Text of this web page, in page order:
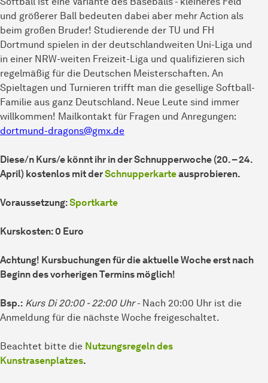
und größerer Ball bedeuten dabei aber mehr Action als
beim großen Bruder! Studierende der TU und FH
Dortmund spielen in der deutschlandweiten Uni-Liga und
in einer NRW-weiten Freizeit-Liga und qualifizieren sich
regelmäßig für die Deutschen Meisterschaften. An
Spieltagen und Turnieren trifft man die gesellige Softball-
Familie aus ganz Deutschland. Neue Leute sind immer
willkommen! Mailkontakt für Fragen und Anregungen:
dortmund-dragons@gmx.de
Diese/n Kurs/e könnt ihr in der Schnupperwoche (20. – 24.
April) kostenlos mit derSchnupperkarteausprobieren.
Voraussetzung:Sportkarte
Kurskosten: 0 Euro
Achtung! Kursbuchungen für die aktuelle Woche erst nach
Beginn des vorherigen Termins möglich!
Bsp.: Kurs Di 20:00 - 22:00 Uhr- Nach 20:00 Uhr ist die
Anmeldung für die nächste Woche freigeschaltet.
Beachtet bitte die Nutzungsregeln des
Kunstrasenplatzes.